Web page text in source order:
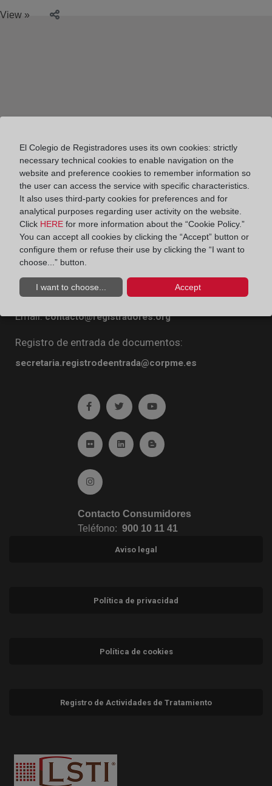
View »
Colegio de Registradores
Diego de León, 21. 28006 Madrid
Teléfono:91 270 16 99
Fax:91 564 11 59
Email:contacto@registradores.org
Registro de entrada de documentos:
secretaria.registrodeentrada@corpme.es
Ir a facebook (abre en ventana nueva)
Ir a twitter (abre en ventana nueva)
Ir a YouTube (abre en
Ir a Flickr (abre en ventana nueva)
Ir a Linkedin (abre en ventana nueva)
Ir al Blog (abre en ventana
Ir a Instagram (abre en ventana nueva)
Contacto Consumidores
Teléfono: 900 10 11 41
Aviso legal
Política de privacidad
Política de cookies
Registro de Actividades de Tratamiento
El Colegio de Registradores uses its own cookies: strictly
necessary technical cookies to enable navigation on the
website and preference cookies to remember information so
the user can access the service with specific characteristics.
It also uses third-party cookies for preferences and for
analytical purposes regarding user activity on the website.
Click HERE for more information about the “Cookie Policy.”
You can accept all cookies by clicking the “Accept” button or
configure them or refuse their use by clicking the “I want to
choose...” button.
I want to choose... Accept